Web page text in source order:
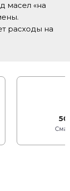
масел «на
расходы на